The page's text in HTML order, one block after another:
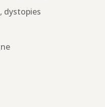
dystopies